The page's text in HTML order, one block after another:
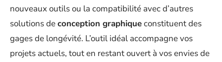
nouveaux outils ou la compatibilité avec d’autres
solutions deconception graphiqueconstituent des
gages de longévité. L’outil idéal accompagne vos
projets actuels, tout en restant ouvert à vos envies de